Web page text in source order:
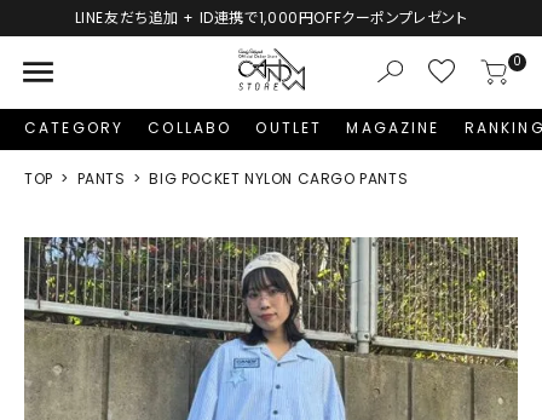
LINE友だち追加 + ID連携で1,000円OFFクーポンプレゼント
menu 0
CATEGORY COLLABO OUTLET MAGAZINE
TOP PANTS BIG POCKET NYLON CARGO PANTS